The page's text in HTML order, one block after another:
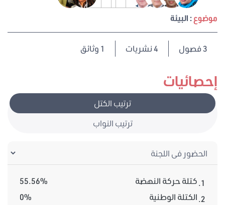
إحصائيات
ترتيب الكتل
ترتيب النواب
1. كتلة حركة النهضة
55.56%
2. الكتلة الوطنية
0%
موضوع: البيئة
3فصول 4 نشريات 1 وثائق